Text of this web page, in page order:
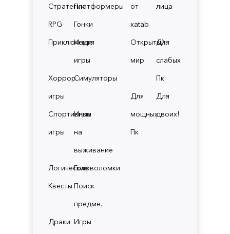
СтратегииПлатформеры
RPG
Гонки
Приключения
Инди
игры
Хоррор
игры
Симуляторы
Спортивные
игры
Игры
на
выживание
ЛогическиеГоловоломки
Квесты Поиск
предме.
Драки Игры
от
xatab
лица
Открытый
мир
Для
слабых
Пк
Для
мощных
Пк
Для
двоих!